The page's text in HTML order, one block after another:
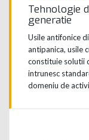
Tehnologie
generatie
Usile antifonice
antipanica, usile
constituie solutii
intrunesc
domeniu de